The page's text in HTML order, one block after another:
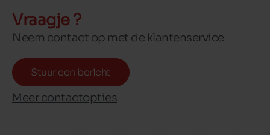
Vraagje ?
Neem contact op met de klantenservice
Stuur een bericht
Meer contactopties